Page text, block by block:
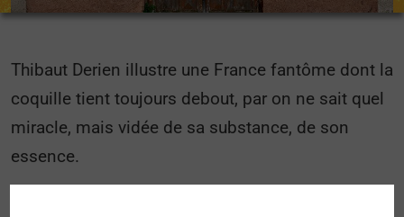
Thibaut Derien illustre une France fantôme dont la
coquille tient toujours debout, par on ne sait quel
miracle, mais vidée de sa substance, de son
essence.